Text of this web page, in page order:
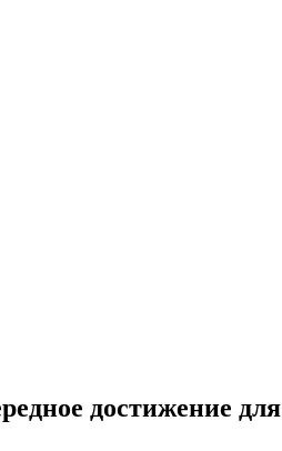
достижение